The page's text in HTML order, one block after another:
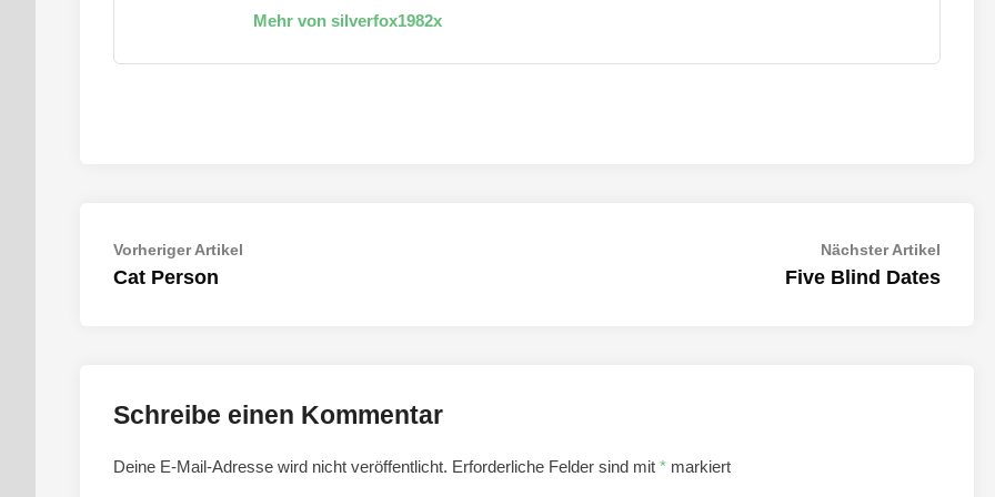
Mehr von silverfox1982x
Beitragsnavigation
Vorheriger Artikel
Cat Person
Nächster Artikel
Five Blind Dates
Schreibe einen Kommentar
Deine E-Mail-Adresse wird nicht veröffentlicht. Erforderliche Felder sind mit * markiert